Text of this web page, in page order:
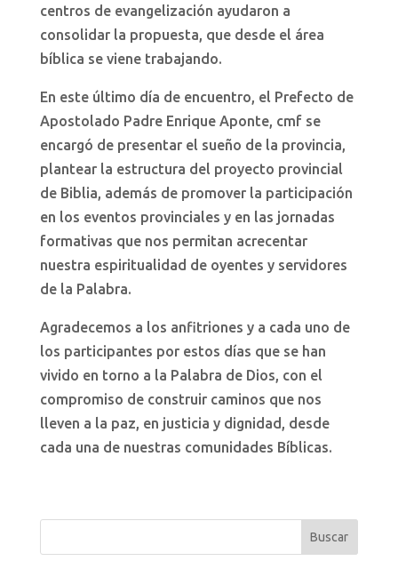
centros de evangelización ayudaron a
consolidar la propuesta, que desde el área
bíblica se viene trabajando.
En este último día de encuentro, el Prefecto de
Apostolado Padre Enrique Aponte, cmf se
encargó de presentar el sueño de la provincia,
plantear la estructura del proyecto provincial
de Biblia, además de promover la participación
en los eventos provinciales y en las jornadas
formativas que nos permitan acrecentar
nuestra espiritualidad de oyentes y servidores
de la Palabra.
Agradecemos a los anfitriones y a cada uno de
los participantes por estos días que se han
vivido en torno a la Palabra de Dios, con el
compromiso de construir caminos que nos
lleven a la paz, en justicia y dignidad, desde
cada una de nuestras comunidades Bíblicas.